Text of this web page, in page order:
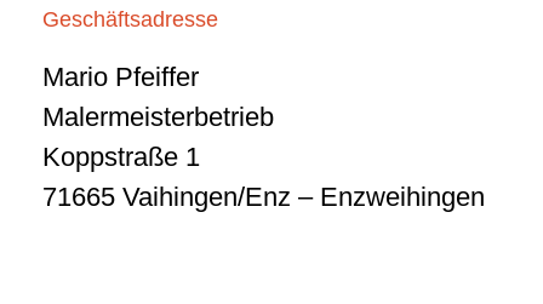
Geschäftsadresse
Mario Pfeiffer
Malermeisterbetrieb
Koppstraße 1
71665 Vaihingen/Enz – Enzweihingen